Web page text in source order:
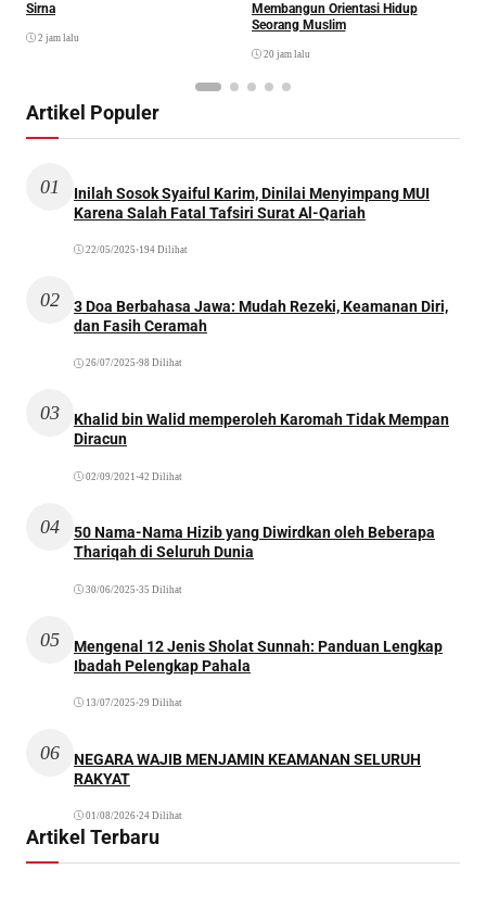
Sirna
2 jam lalu
Membangun Orientasi Hidup
Seorang Muslim
20 jam lalu
Artikel Populer
01
Inilah Sosok Syaiful Karim, Dinilai Menyimpang MUI
Karena Salah Fatal Tafsiri Surat Al-Qariah
22/05/2025 •194 Dilihat
02
3 Doa Berbahasa Jawa: Mudah Rezeki, Keamanan Diri,
dan Fasih Ceramah
26/07/2025 •98 Dilihat
03
Khalid bin Walid memperoleh Karomah Tidak Mempan
Diracun
02/09/2021 •42 Dilihat
04
50 Nama-Nama Hizib yang Diwirdkan oleh Beberapa
Thariqah di Seluruh Dunia
30/06/2025 •35 Dilihat
05
Mengenal 12 Jenis Sholat Sunnah: Panduan Lengkap
Ibadah Pelengkap Pahala
13/07/2025 •29 Dilihat
06
NEGARA WAJIB MENJAMIN KEAMANAN SELURUH
RAKYAT
01/08/2026•24 Dilihat
Artikel Terbaru